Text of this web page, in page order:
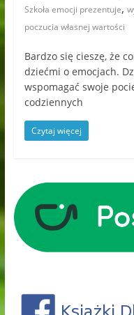
Szkoła emocji prezentuje,
poczucia własnej wartości
Bardzo się cieszę, że
dziećmi o emocjach.
wspomagać swoje
codziennych
Czytaj więcej